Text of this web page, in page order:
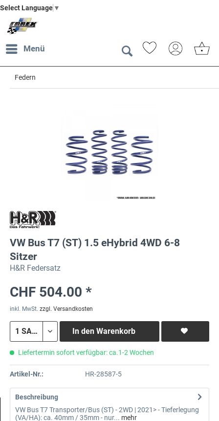
Select Language ▼
Menü
Federn
VW Bus T7 (ST) 1.5 eHybrid 4WD 6-8
Sitzer
H&R Federsatz
CHF 504.00 *
inkl. MwSt. zzgl. Versandkosten
In den Warenkorb
Liefertermin sofort verfügbar: ca.1-2 Wochen
Artikel-Nr.: HR-28587-5
Beschreibung
VW Bus T7 Transporter/Bus (ST) - 2WD | 2021> - Tieferlegung
(VA/HA): ca. 40mm / 35mm - nur... mehr